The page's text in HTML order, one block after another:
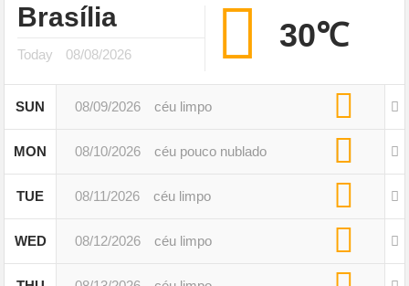
Brasília
Today 08/08/2026
30℃
SUN 08/09/2026 céu limpo
MON 08/10/2026 céu pouco nublado
TUE 08/11/2026 céu limpo
WED 08/12/2026 céu limpo